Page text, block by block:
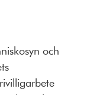
och